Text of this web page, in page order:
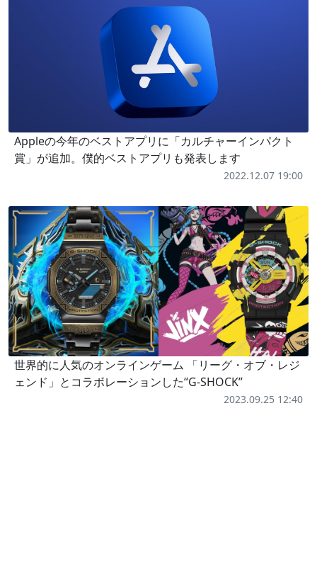
Appleの今年のベストアプリに「カルチャーインパクト
賞」が追加。僕的ベストアプリも発表します
2022.12.07 19:00
世界的に人気のオンラインゲーム 「リーグ・オブ・レジ
ェンド」とコラボレーションした“G-SHOCK”
2023.09.25 12:40